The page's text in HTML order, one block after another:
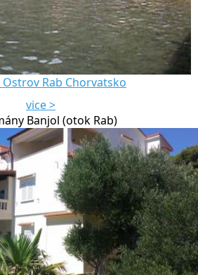
Rab Chorvatsko
vice >
Banjol (otok Rab)